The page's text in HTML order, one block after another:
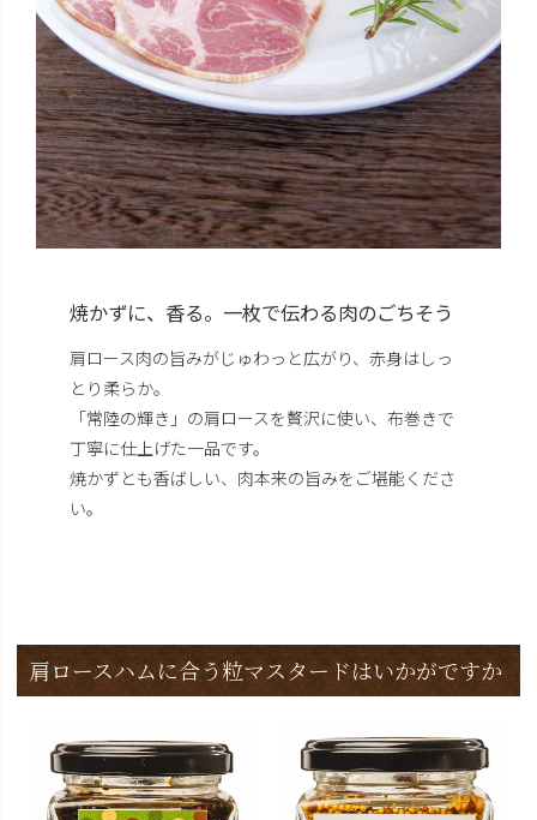
焼かずに、香る。一枚で伝わる肉のごちそう
肩ロース肉の旨みがじゅわっと広がり、赤身はしっ
とり柔らか。
「常陸の輝き」の肩ロースを贅沢に使い、布巻きで
丁寧に仕上げた一品です。
焼かずとも香ばしい、肉本来の旨みをご堪能くださ
い。
肩ロースハムに合う粒マスタードはいかがですか